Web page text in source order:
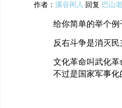
作者： 溪谷闲人 回复 巴山
给你简单的举个例
反右斗争是消灭民
文化革命叫武化
不过是国家军事化